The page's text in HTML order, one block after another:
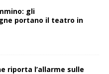
gli
portano il teatro in
riporta l’allarme sulle